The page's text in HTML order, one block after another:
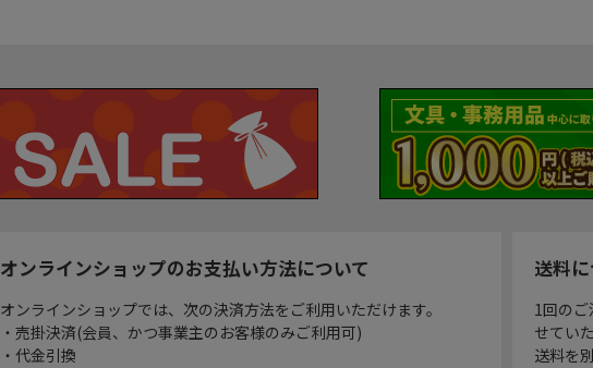
オンラインショップのお支払い方法について
オンラインショップでは、次の決済方法をご利用いただけます。
・売掛決済(会員、かつ事業主のお客様のみご利用可)
・代金引換
送料
1回の
せてい
送料を